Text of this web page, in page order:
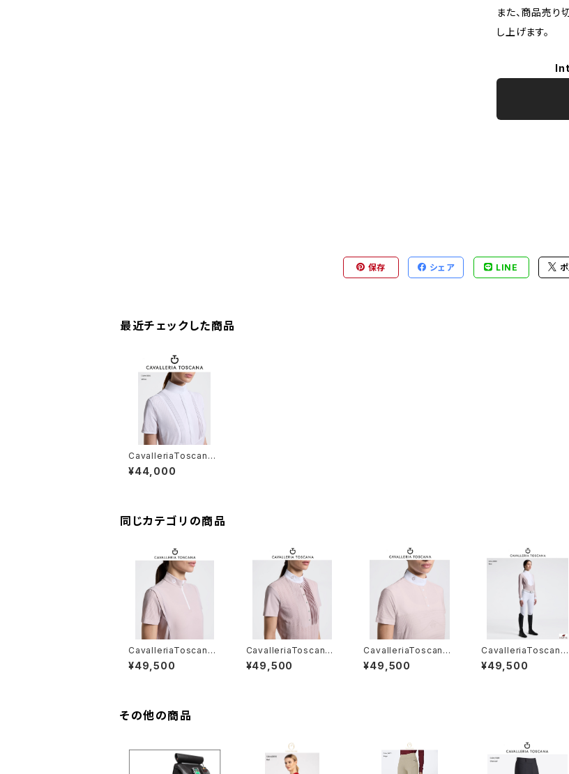
また、商品売り
し上げます。
保存 シェア LINE
最近チェックした商品
CavalleriaToscana
SS 競技用シャツ CA
D098JF024
¥44,000
同じカテゴリの商品
CavalleriaToscana
レディスSSトレーニング
ポロ POD404 JE02
¥49,500
CavalleriaToscana
レディスSSシャツ CA
D294PA100
¥49,500
CavalleriaToscana
レディスSSシャツ CA
D299JE240
¥49,500
CavalleriaToscana
レディスLSシャツ CA
D097 JF024
¥49,500
その他の商品